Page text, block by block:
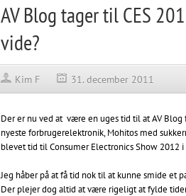
AV Blog tager til CES
vide?
Kim F 31. december 2011
Der er nu ved at være en uges tid til at AV
nyeste forbrugerelektronik, Mohitos med
blevet tid til Consumer Electronics Show 2012 i
Jeg håber på at få tid nok til at kunne smide et
Der plejer dog altid at være rigeligt at fylde